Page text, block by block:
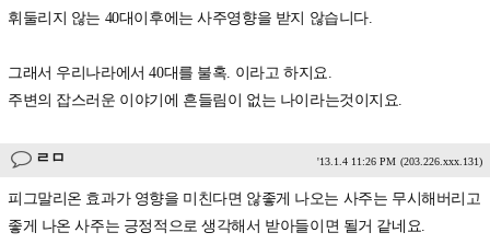
휘둘리지 않는 40대이후에는 사주영향을 받지 않습니다.
그래서 우리나라에서 40대를 불혹. 이라고 하지요.
주변의 잡스러운 이야기에 흔들림이 없는 나이라는것이지요.
ㄹㅁ '13.1.4 11:26 PM (203.226.xxx.131)
피그말리온 효과가 영향을 미친다면 않좋게 나오는 사주는 무시해버리고
좋게 나온 사주는 긍정적으로 생각해서 받아들이면 될거 같네요.